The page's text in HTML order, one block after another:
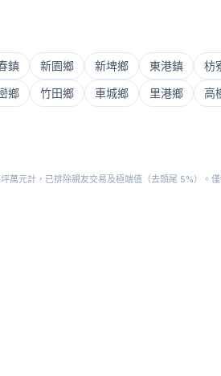
鎮 新園鄉 新埤鄉 東港鎮 枋
鄉 竹田鄉 車城鄉 里港鄉 高
萬元計，已排除親友交易及極端值（去頭尾 5%）。